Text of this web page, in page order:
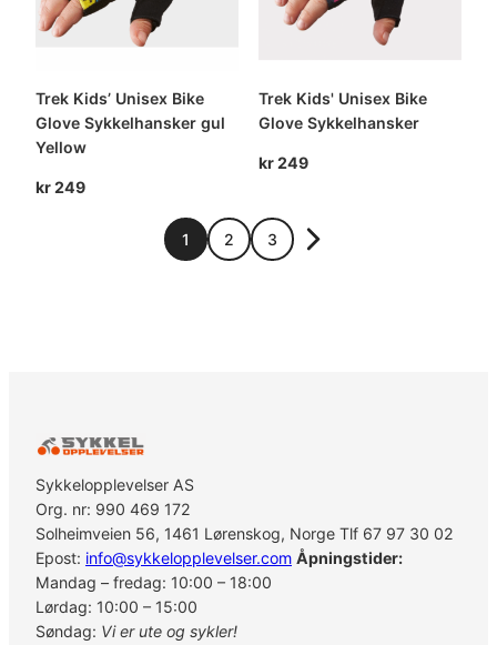
Trek Kids’ Unisex Bike
Glove Sykkelhansker gul
Yellow
kr249
Trek Kids' Unisex Bike
Glove Sykkelhansker
kr249
1 2 3
Sykkelopplevelser AS
Org. nr: 990 469 172
Solheimveien 56, 1461 Lørenskog, Norge Tlf 67 97 30 02
Epost: info@sykkelopplevelser.com Åpningstider:
Mandag – fredag: 10:00 – 18:00
Lørdag: 10:00 – 15:00
Søndag: Vi er ute og sykler!